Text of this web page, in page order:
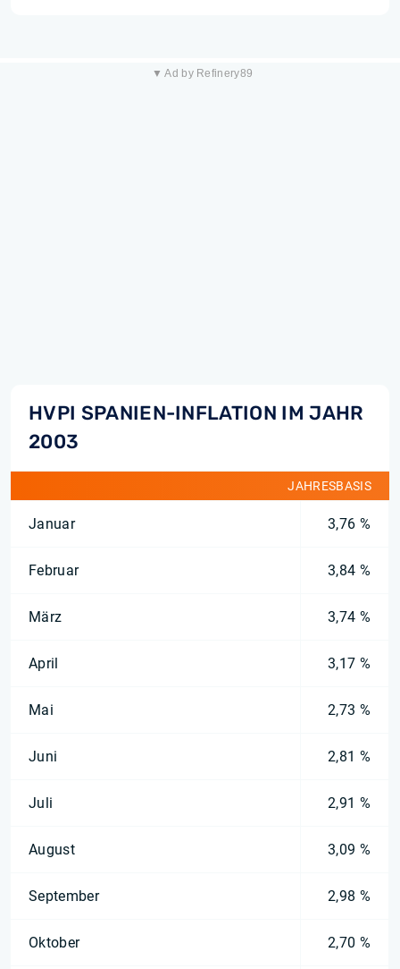
▼ Ad by Refinery89
HVPI SPANIEN-INFLATION IM JAHR
2003
JAHRESBASIS
Januar 3,76 %
Februar 3,84 %
März 3,74 %
April 3,17 %
Mai 2,73 %
Juni 2,81 %
Juli 2,91 %
August 3,09 %
September 2,98 %
Oktober 2,70 %